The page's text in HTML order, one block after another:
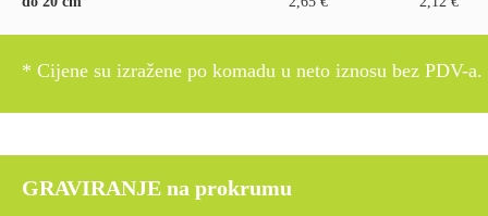
* Cijene su izražene po komadu u neto iznosu bez PDV-a.
GRAVIRANJE na prokrumu